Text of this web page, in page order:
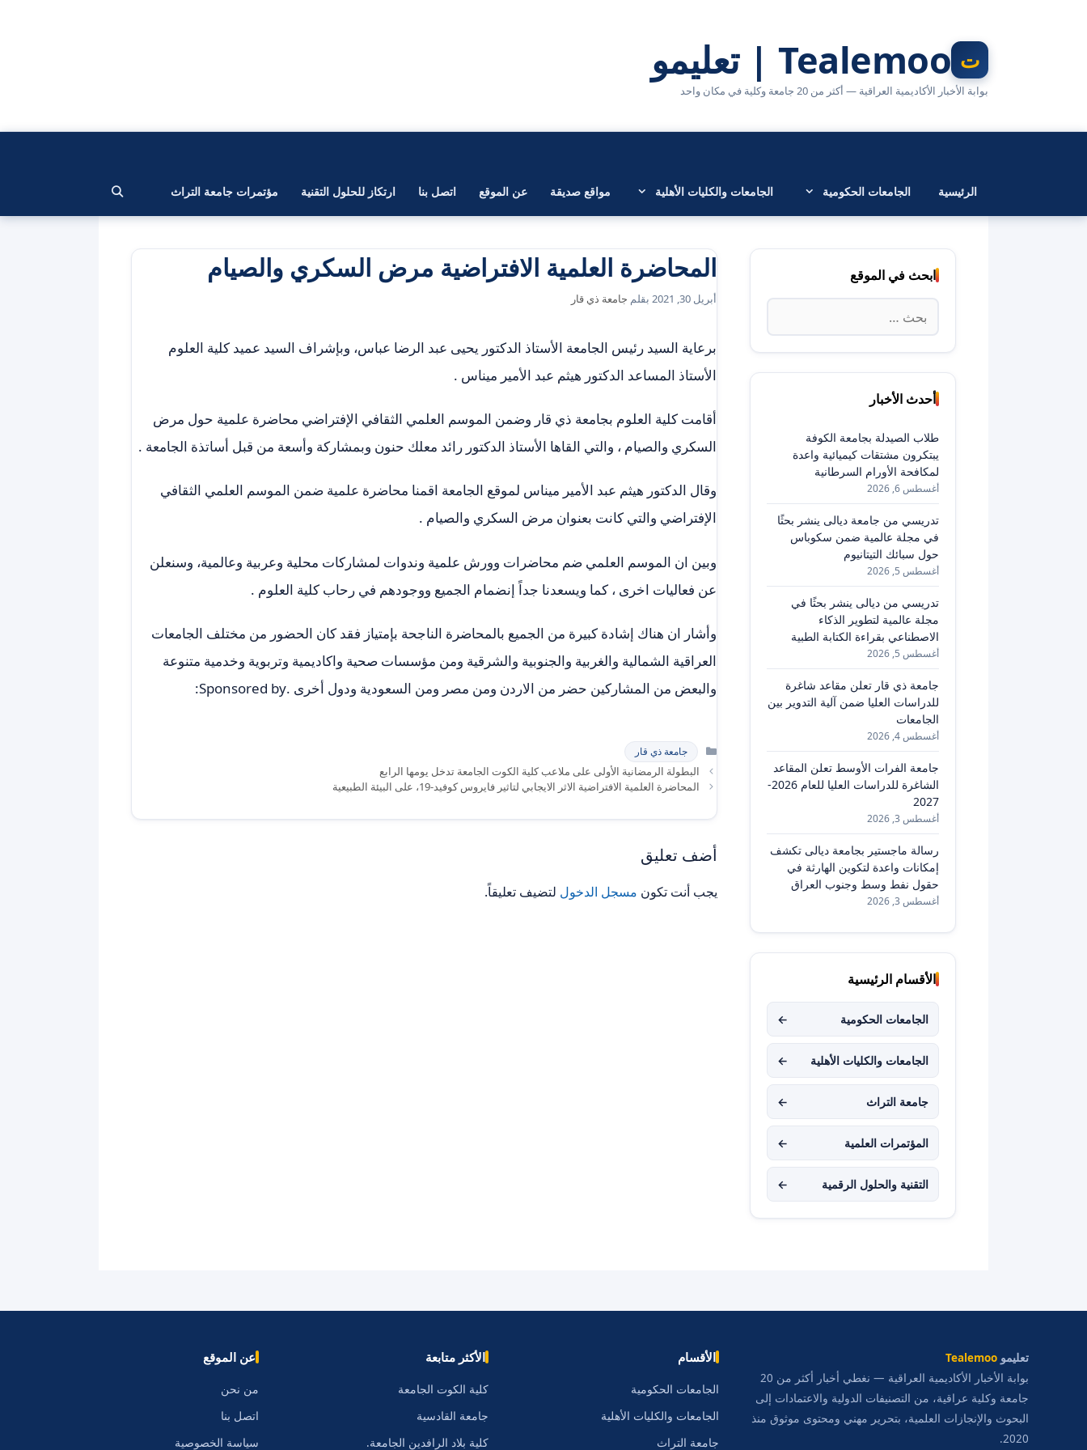
Tealemoo | تعليمو
بوابة الأخبار الأكاديمية العراقية — أكثر من 20 جامعة وكلية في مكان واحد
الرئيسية الجامعات الحكومية الجامعات والكليات الأهلية مواقع صديقة عن الموقع اتصل بنا ارتكاز للحلول التقنية مؤتمرات جامعة التراث
المحاضرة العلمية الافتراضية مرض السكري والصيام
أبريل 30, 2021 بقلم جامعة ذي قار
برعاية السيد رئيس الجامعة الأستاذ الدكتور يحيى عبد الرضا عباس، وبإشراف السيد عميد كلية العلوم
الأستاذ المساعد الدكتور هيثم عبد الأمير ميناس .
أقامت كلية العلوم بجامعة ذي قار وضمن الموسم العلمي الثقافي الإفتراضي محاضرة علمية حول مرض
السكري والصيام ، والتي القاها الأستاذ الدكتور رائد معلك حنون وبمشاركة وأسعة من قبل أساتذة الجامعة .
وقال الدكتور هيثم عبد الأمير ميناس لموقع الجامعة اقمنا محاضرة علمية ضمن الموسم العلمي الثقافي
الإفتراضي والتي كانت بعنوان مرض السكري والصيام .
وبين ان الموسم العلمي ضم محاضرات وورش علمية وندوات لمشاركات محلية وعربية وعالمية، وسنعلن
عن فعاليات اخرى ، كما ويسعدنا جداً إنضمام الجميع ووجودهم في رحاب كلية العلوم .
وأشار ان هناك إشادة كبيرة من الجميع بالمحاضرة الناجحة بإمتياز فقد كان الحضور من مختلف الجامعات
العراقية الشمالية والغربية والجنوبية والشرقية ومن مؤسسات صحية واكاديمية وتربوية وخدمية متنوعة
والبعض من المشاركين حضر من الاردن ومن مصر ومن السعودية ودول أخرى .Sponsored by:
التصنيفات
جامعة ذي قار
البطولة الرمضانية الأولى على ملاعب كلية الكوت الجامعة تدخل يومها الرابع
المحاضرة العلمية الافتراضية الاثر الايجابي لتاثير فايروس كوفيد-19، على البيئة الطبيعية
أضف تعليق
يجب أنت تكون مسجل الدخول لتضيف تعليقاً.
ابحث في الموقع
البحث
عن:
أحدث الأخبار
طلاب الصيدلة بجامعة الكوفة
يبتكرون مشتقات كيميائية واعدة
لمكافحة الأورام السرطانية
أغسطس 6, 2026
تدريسي من جامعة ديالى ينشر بحثًا
في مجلة عالمية ضمن سكوباس
حول سبائك التيتانيوم
أغسطس 5, 2026
تدريسي من ديالى ينشر بحثًا في
مجلة عالمية لتطوير الذكاء
الاصطناعي بقراءة الكتابة الطبية
أغسطس 5, 2026
جامعة ذي قار تعلن مقاعد شاغرة
للدراسات العليا ضمن آلية التدوير بين
الجامعات
أغسطس 4, 2026
جامعة الفرات الأوسط تعلن المقاعد
الشاغرة للدراسات العليا للعام 2026-
2027
أغسطس 3, 2026
رسالة ماجستير بجامعة ديالى تكشف
إمكانات واعدة لتكوين الهارثة في
حقول نفط وسط وجنوب العراق
أغسطس 3, 2026
الأقسام الرئيسية
الجامعات الحكومية ←
الجامعات والكليات الأهلية ←
جامعة التراث ←
المؤتمرات العلمية ←
التقنية والحلول الرقمية ←
تعليمو Tealemoo
بوابة الأخبار الأكاديمية العراقية — نغطي أخبار أكثر من 20
جامعة وكلية عراقية، من التصنيفات الدولية والاعتمادات إلى
البحوث والإنجازات العلمية، بتحرير مهني ومحتوى موثوق منذ
2020.
الأقسام
الجامعات الحكومية
الجامعات والكليات الأهلية
جامعة التراث
الأكثر متابعة
كلية الكوت الجامعة
جامعة القادسية
كلية بلاد الرافدين الجامعة.
عن الموقع
من نحن
اتصل بنا
سياسة الخصوصية